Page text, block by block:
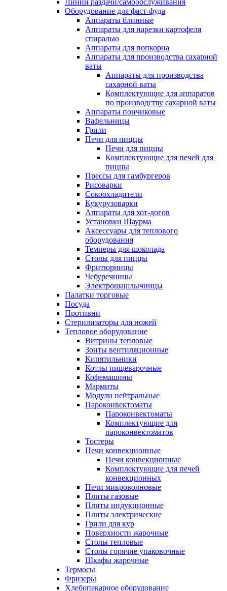
Линии раздачи/самообслуживания
Оборудование для фаст-фуда
Аппараты блинные
Аппараты для нарезки картофеля
спиралью
Аппараты для попкорна
Аппараты для производства сахарной
ваты
Аппараты для производства
сахарной ваты
Комплектующие для аппаратов
по производству сахарной ваты
Аппараты пончиковые
Вафельницы
Грили
Печи для пиццы
Печи для пиццы
Комплектующие для печей для
пиццы
Прессы для гамбургеров
Рисоварки
Сокоохладители
Кукурузоварки
Аппараты для хот-догов
Установки Шаурма
Аксессуары для теплового
оборудования
Темперы для шоколада
Столы для пиццы
Фритюрницы
Чебуречницы
Электрошашлычницы
Палатки торговые
Посуда
Противни
Стерилизаторы для ножей
Тепловое оборудование
Витрины тепловые
Зонты вентиляционные
Кипятильники
Котлы пищеварочные
Кофемашины
Мармиты
Модули нейтральные
Пароконвектоматы
Пароконвектоматы
Комплектующие для
пароконвектоматов
Тостеры
Печи конвекционные
Печи конвекционные
Комплектующие для печей
конвекционных
Печи микроволновые
Плиты газовые
Плиты индукционные
Плиты электрические
Грили для кур
Поверхности жарочные
Столы тепловые
Столы горячие упаковочные
Шкафы жарочные
Термосы
Фризеры
Хлебопекарное оборудование